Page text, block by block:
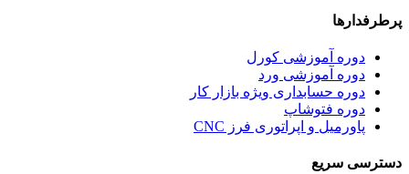
پرطرفدارها
دوره آموزشی کورل
دوره آموزشی ورد
دوره حسابداری ویژه بازار کار
دوره فتوشاپ
پاورمیل و اپراتوری فرز CNC
دسترسی سریع